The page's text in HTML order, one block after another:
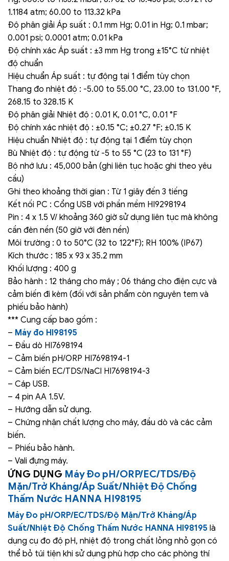
1.1184 atm; 60.00 to 113.32 kPa
Độ phân giải Áp suất : 0.1 mm Hg; 0.01 in Hg; 0.1 mbar;
0.001 psi; 0.0001 atm; 0.01 kPa
Độ chính xác Áp suất : ±3 mm Hg trong ±15°C từ nhiệt
độ chuẩn
Hiệu chuẩn Áp suất : tự động tại 1 điểm tùy chọn
Thang đo nhiệt độ : -5.00 to 55.00 °C, 23.00 to 131.00 °F,
268.15 to 328.15 K
Độ phân giải Nhiệt độ : 0.01 K, 0.01 °C, 0.01 °F
Độ chính xác nhiệt độ : ±0.15 °C; ±0.27 °F; ±0.15 K
Hiệu chuẩn Nhiệt độ : tự động tại 1 điểm tùy chọn
Bù Nhiệt độ : tự động từ -5 to 55 °C (23 to 131 °F)
Bộ nhớ lưu : 45,000 bản (ghi liên tục hoặc ghi theo yêu
cầu)
Ghi theo khoảng thời gian : Từ 1 giây đến 3 tiếng
Kết nối PC : Cổng USB với phần mềm HI9298194
Pin : 4 x 1.5 V/ khoảng 360 giờ sử dụng liên tục mà không
cần đèn nền (50 giờ với đèn nền)
Môi trường : 0 to 50°C (32 to 122°F); RH 100% (IP67)
Kích thước : 185 x 93 x 35.2 mm
Khối lượng : 400 g
Bảo hành : 12 tháng cho máy ; 06 tháng cho điện cực và
cảm biến đi kèm (đối với sản phẩm còn nguyên tem và
phiếu bảo hành)
*** Cung cấp bao gồm :
– Máy đo HI98195
– Đầu dò HI7698194
– Cảm biến pH/ORP HI7698194-1
– Cảm biến EC/TDS/NaCl HI7698194-3
– Cáp USB.
– 4 pin AA 1.5V.
– Hướng dẫn sử dụng.
– Chứng nhận chất lượng cho máy, đầu dò và các cảm
biến.
– Phiếu bảo hành.
– Vali đựng máy.
ỨNG DỤNG Máy Đo pH/ORP/EC/TDS/Độ
Mặn/Trở Kháng/Áp Suất/Nhiệt Độ Chống
Thấm Nước HANNA HI98195
Máy Đo pH/ORP/EC/TDS/Độ Mặn/Trở Kháng/Áp
Suất/Nhiệt Độ Chống Thấm Nước HANNA HI98195 là
dụng cụ đo độ pH, nhiệt độ trong chất lỏng nhỏ gọn có
thể bỏ túi tiện khi sử dụng phù hợp cho các phòng thí